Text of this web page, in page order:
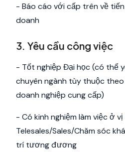
- Báo cáo với cấp trên về
doanh
3. Yêu cầu công việc
- Tốt nghiệp Đại học (có thể
chuyên ngành tùy thuộc
doanh nghiệp cung cấp)
- Có kinh nghiệm làm việc ở
Telesales/Sales/Chăm sóc
trí tương đương